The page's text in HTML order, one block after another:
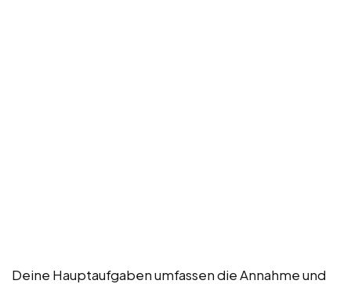
Deine Hauptaufgaben umfassen die Annahme und